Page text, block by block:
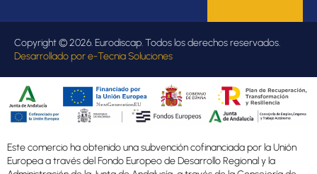
Copyright © 2026. Eurodiscap. Todos los derechos reservados.
Desarrollado pore-Tecnia Soluciones
Este comercio ha obtenido una subvención cofinanciada por la Unión
Europea a través del Fondo Europeo de Desarrollo Regional y la